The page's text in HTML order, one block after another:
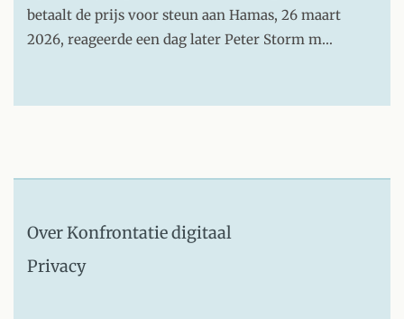
betaalt de prijs voor steun aan Hamas, 26 maart
2026, reageerde een dag later Peter Storm m…
Over Konfrontatie digitaal
Privacy